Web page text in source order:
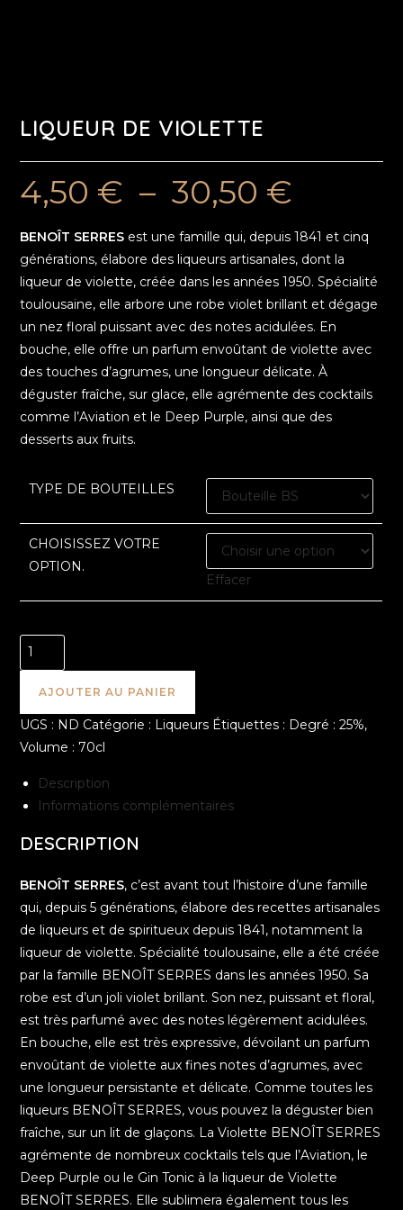
LIQUEUR DE VIOLETTE
4,50 € – 30,50 €
BENOÎT SERRES est une famille qui, depuis 1841 et cinq
générations, élabore des liqueurs artisanales, dont la
liqueur de violette, créée dans les années 1950. Spécialité
toulousaine, elle arbore une robe violet brillant et dégage
un nez floral puissant avec des notes acidulées. En
bouche, elle offre un parfum envoûtant de violette avec
des touches d’agrumes, une longueur délicate. À
déguster fraîche, sur glace, elle agrémente des cocktails
comme l’Aviation et le Deep Purple, ainsi que des
desserts aux fruits.
TYPE DE BOUTEILLES
CHOISISSEZ VOTRE
OPTION.
Effacer
AJOUTER AU PANIER
UGS : ND Catégorie : Liqueurs Étiquettes : Degré : 25%,
Volume : 70cl
Description
Informations complémentaires
DESCRIPTION
BENOÎT SERRES, c’est avant tout l’histoire d’une famille
qui, depuis 5 générations, élabore des recettes artisanales
de liqueurs et de spiritueux depuis 1841, notamment la
liqueur de violette. Spécialité toulousaine, elle a été créée
par la famille BENOÎT SERRES dans les années 1950. Sa
robe est d’un joli violet brillant. Son nez, puissant et floral,
est très parfumé avec des notes légèrement acidulées.
En bouche, elle est très expressive, dévoilant un parfum
envoûtant de violette aux fines notes d’agrumes, avec
une longueur persistante et délicate. Comme toutes les
liqueurs BENOÎT SERRES, vous pouvez la déguster bien
fraîche, sur un lit de glaçons. La Violette BENOÎT SERRES
agrémente de nombreux cocktails tels que l’Aviation, le
Deep Purple ou le Gin Tonic à la liqueur de Violette
BENOÎT SERRES. Elle sublimera également tous les